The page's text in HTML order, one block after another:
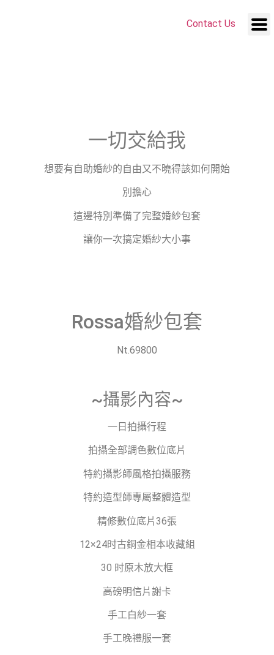
Contact Us
一切交給我
想要有自助婚紗的自由又不曉得該如何開始
別擔心
這邊特別準備了完整婚紗包套
讓你一次搞定婚紗大小事
Rossa婚紗包套
Nt.69800
~攝影內容~
一日拍攝行程
拍攝全部調色數位底片
特約攝影師風格拍攝服務
特約造型師專屬整體造型
精修數位底片36張
12×24时古銅金相本收藏組
30 时原木放大框
高磅明信片謝卡
手工白紗一套
手工晚禮服一套